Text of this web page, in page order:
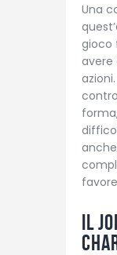
Una
gioco
avere
Il